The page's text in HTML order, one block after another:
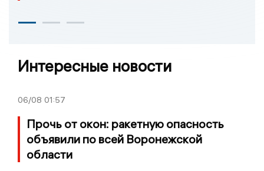
Интересные новости
06/08 01:57
Прочь от окон: ракетную опасность
объявили по всей Воронежской
области